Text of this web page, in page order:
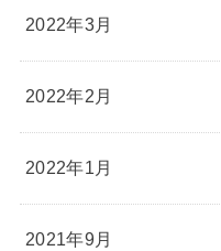
2022年3月
2022年2月
2022年1月
2021年9月